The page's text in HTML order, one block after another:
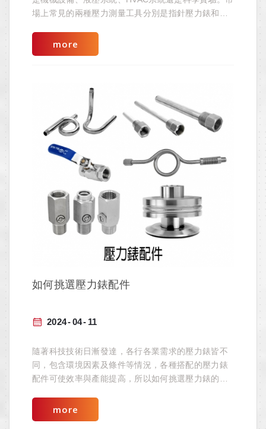
場上常見的兩種壓力測量工具分別是指針壓力錶和數
more
11
04
2024
如何挑選壓力錶配件
隨著科技技術日漸發達，各行各業需求的壓力錶皆不
同，包含環境因素及條件等情況，各種搭配的壓力錶
配件可使效率與產能提高，所以如何挑選壓力錶的配
more